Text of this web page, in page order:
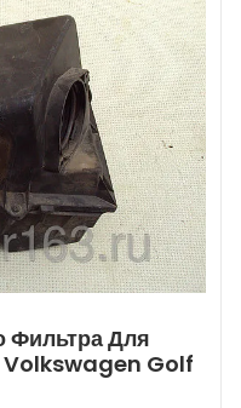
Фильтра Для
Volkswagen Golf